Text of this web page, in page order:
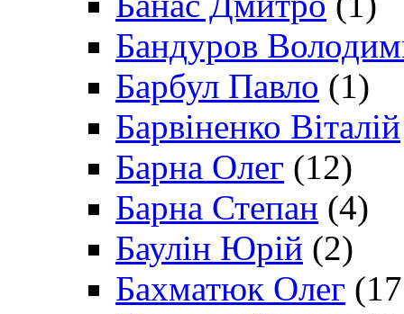
Бандуров
Барбул Павло (1)
Барвіненко Віталій
Барна Олег (12)
Барна Степан (4)
Баулін Юрій (2)
Бахматюк Олег